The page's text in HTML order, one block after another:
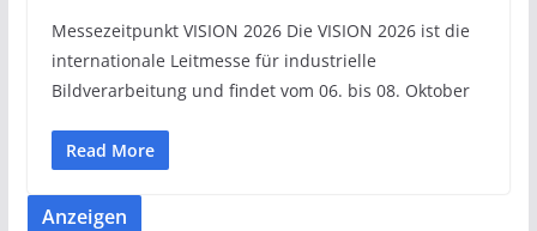
Messezeitpunkt VISION 2026 Die VISION 2026 ist die
internationale Leitmesse für industrielle
Bildverarbeitung und findet vom 06. bis 08. Oktober
Read More
Anzeigen